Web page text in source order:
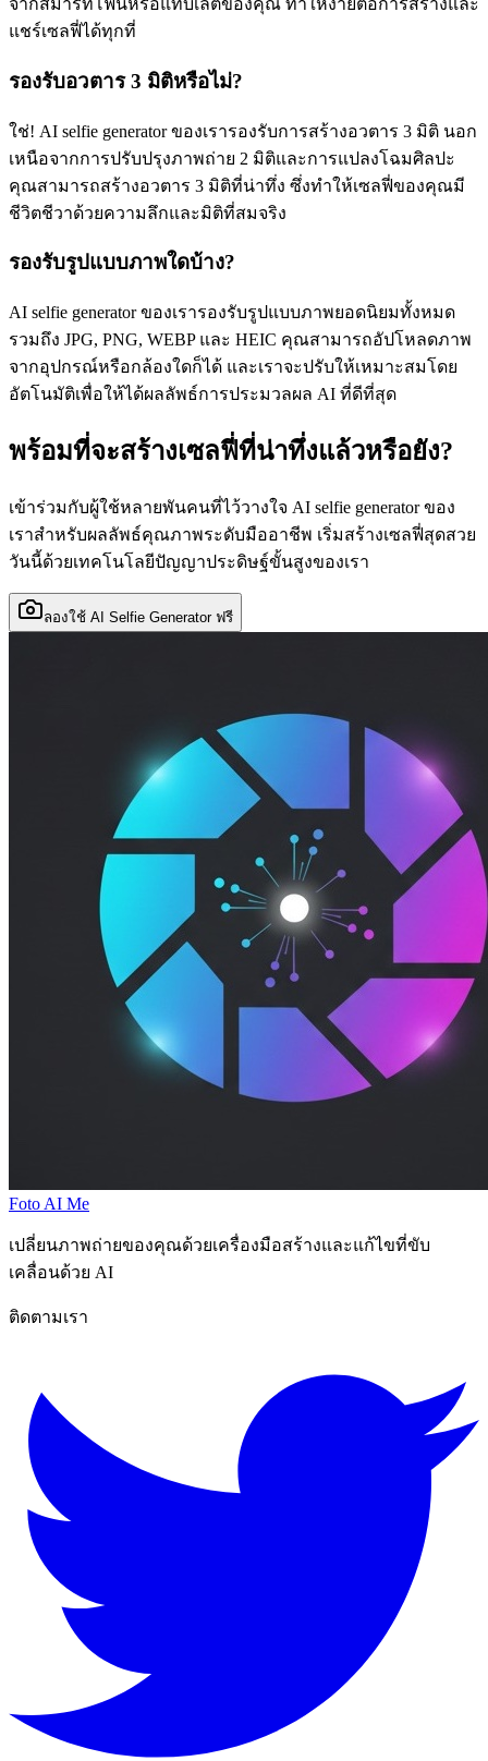
จากสมาร์ทโฟนหรือแท็บเล็ตของคุณ ทำให้ง่ายต่อการสร้างและ
แชร์เซลฟี่ได้ทุกที่
รองรับอวตาร 3 มิติหรือไม่?
ใช่! AI selfie generator ของเรารองรับการสร้างอวตาร 3 มิติ นอก
เหนือจากการปรับปรุงภาพถ่าย 2 มิติและการแปลงโฉมศิลปะ
คุณสามารถสร้างอวตาร 3 มิติที่น่าทึ่ง ซึ่งทำให้เซลฟี่ของคุณมี
ชีวิตชีวาด้วยความลึกและมิติที่สมจริง
รองรับรูปแบบภาพใดบ้าง?
AI selfie generator ของเรารองรับรูปแบบภาพยอดนิยมทั้งหมด
รวมถึง JPG, PNG, WEBP และ HEIC คุณสามารถอัปโหลดภาพ
จากอุปกรณ์หรือกล้องใดก็ได้ และเราจะปรับให้เหมาะสมโดย
อัตโนมัติเพื่อให้ได้ผลลัพธ์การประมวลผล AI ที่ดีที่สุด
พร้อมที่จะสร้างเซลฟี่ที่น่าทึ่งแล้วหรือยัง?
เข้าร่วมกับผู้ใช้หลายพันคนที่ไว้วางใจ AI selfie generator ของ
เราสำหรับผลลัพธ์คุณภาพระดับมืออาชีพ เริ่มสร้างเซลฟี่สุดสวย
วันนี้ด้วยเทคโนโลยีปัญญาประดิษฐ์ขั้นสูงของเรา
ลองใช้ AI Selfie Generator ฟรี
Foto AI Me
เปลี่ยนภาพถ่ายของคุณด้วยเครื่องมือสร้างและแก้ไขที่ขับ
เคลื่อนด้วย AI
ติดตามเรา